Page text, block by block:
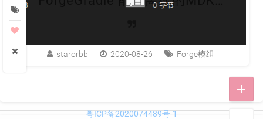
starorbb 2020-08-26 Forge模组
add
粤ICP备2020074489号-1